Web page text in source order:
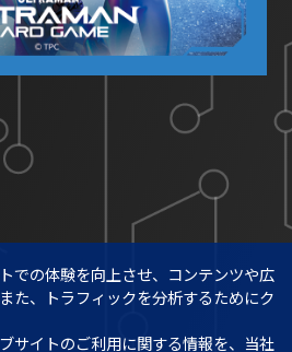
での体験を向上させ、コンテンツや広
た、トラフィックを分析するためにク
サイトのご利用に関する情報を、当社